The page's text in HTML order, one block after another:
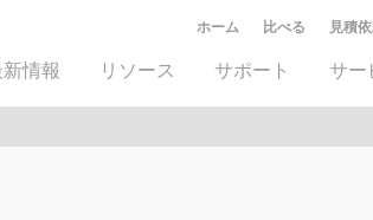
見積
比べる
ホーム
情報 リソース サポート サー